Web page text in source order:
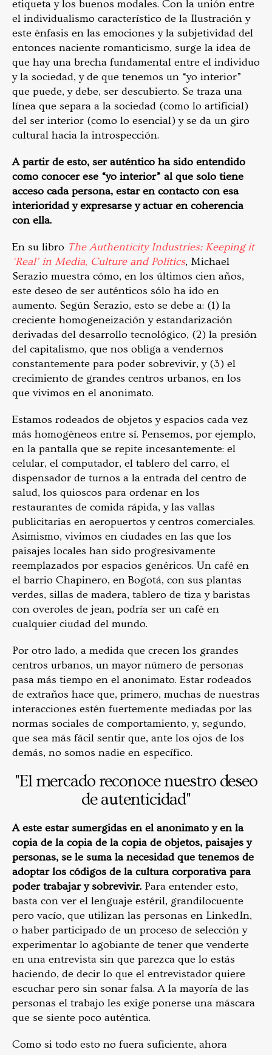
etiqueta y los buenos modales. Con la unión entre
el individualismo característico de la Ilustración y
este énfasis en las emociones y la subjetividad del
entonces naciente romanticismo, surge la idea de
que hay una brecha fundamental entre el individuo
y la sociedad, y de que tenemos un “yo interior”
que puede, y debe, ser descubierto. Se traza una
línea que separa a la sociedad (como lo artificial)
del ser interior (como lo esencial) y se da un giro
cultural hacia la introspección.
A partir de esto, ser auténtico ha sido entendido
como conocer ese “yo interior” al que solo tiene
acceso cada persona, estar en contacto con esa
interioridad y expresarse y actuar en coherencia
con ella.
En su libro The Authenticity Industries: Keeping it
‘Real’ in Media, Culture and Politics, Michael
Serazio muestra cómo, en los últimos cien años,
este deseo de ser auténticos sólo ha ido en
aumento. Según Serazio, esto se debe a: (1) la
creciente homogeneización y estandarización
derivadas del desarrollo tecnológico, (2) la presión
del capitalismo, que nos obliga a vendernos
constantemente para poder sobrevivir, y (3) el
crecimiento de grandes centros urbanos, en los
que vivimos en el anonimato.
Estamos rodeados de objetos y espacios cada vez
más homogéneos entre sí. Pensemos, por ejemplo,
en la pantalla que se repite incesantemente: el
celular, el computador, el tablero del carro, el
dispensador de turnos a la entrada del centro de
salud, los quioscos para ordenar en los
restaurantes de comida rápida, y las vallas
publicitarias en aeropuertos y centros comerciales.
Asimismo, vivimos en ciudades en las que los
paisajes locales han sido progresivamente
reemplazados por espacios genéricos. Un café en
el barrio Chapinero, en Bogotá, con sus plantas
verdes, sillas de madera, tablero de tiza y baristas
con overoles de jean, podría ser un café en
cualquier ciudad del mundo.
Por otro lado, a medida que crecen los grandes
centros urbanos, un mayor número de personas
pasa más tiempo en el anonimato. Estar rodeados
de extraños hace que, primero, muchas de nuestras
interacciones estén fuertemente mediadas por las
normas sociales de comportamiento, y, segundo,
que sea más fácil sentir que, ante los ojos de los
demás, no somos nadie en específico.
"El mercado reconoce nuestro deseo
de autenticidad"
A este estar sumergidas en el anonimato y en la
copia de la copia de la copia de objetos, paisajes y
personas, se le suma la necesidad que tenemos de
adoptar los códigos de la cultura corporativa para
poder trabajar y sobrevivir. Para entender esto,
basta con ver el lenguaje estéril, grandilocuente
pero vacío, que utilizan las personas en LinkedIn,
o haber participado de un proceso de selección y
experimentar lo agobiante de tener que venderte
en una entrevista sin que parezca que lo estás
haciendo, de decir lo que el entrevistador quiere
escuchar pero sin sonar falsa. A la mayoría de las
personas el trabajo les exige ponerse una máscara
que se siente poco auténtica.
Como si todo esto no fuera suficiente, ahora